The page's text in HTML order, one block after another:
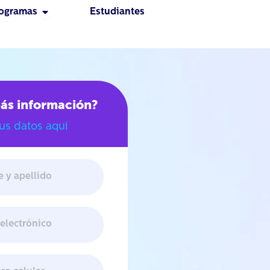
Open ProgramasEstudiantes
información?
datos aquí